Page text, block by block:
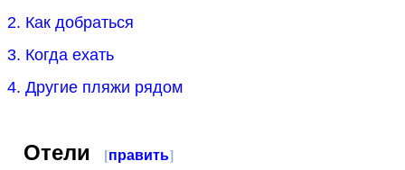
2. Как добраться
3. Когда ехать
4. Другие пляжи рядом
Отели [править]